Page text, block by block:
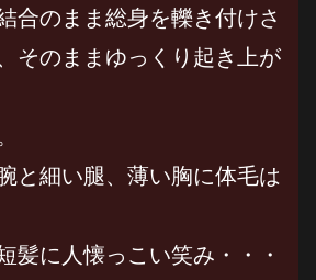
合のまま総身を轢き付けさ
そのままゆっくり起き上が
と細い腿、薄い胸に体毛は
髪に人懐っこい笑み・・・